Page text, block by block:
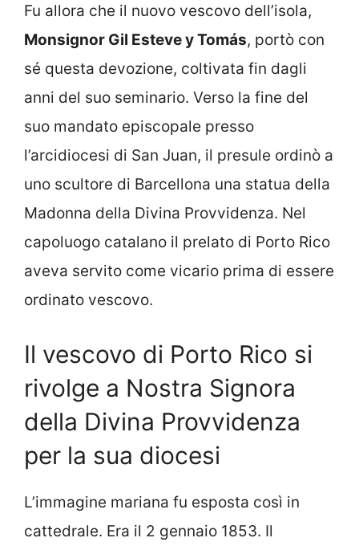
Fu allora che il nuovo vescovo dell’isola,
Monsignor Gil Esteve y Tomás, portò con
sé questa devozione, coltivata fin dagli
anni del suo seminario. Verso la fine del
suo mandato episcopale presso
l’arcidiocesi di San Juan, il presule ordinò a
uno scultore di Barcellona una statua della
Madonna della Divina Provvidenza. Nel
capoluogo catalano il prelato di Porto Rico
aveva servito come vicario prima di essere
ordinato vescovo.
Il vescovo di Porto Rico si
rivolge a Nostra Signora
della Divina Provvidenza
per la sua diocesi
L’immagine mariana fu esposta così in
cattedrale. Era il 2 gennaio 1853. Il